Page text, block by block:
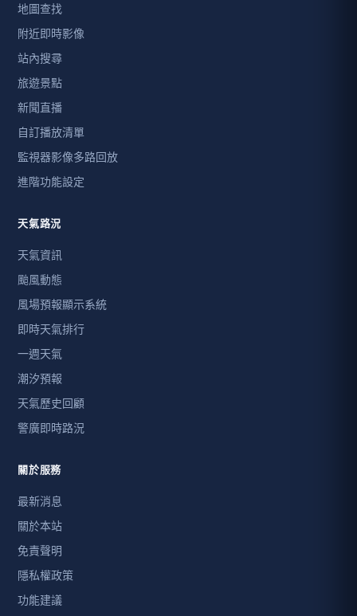
地圖查找
附近即時影像
站內搜尋
旅遊景點
新聞直播
自訂播放清單
監視器影像多路回放
進階功能設定
天氣路況
天氣資訊
颱風動態
風場預報顯示系統
即時天氣排行
一週天氣
潮汐預報
天氣歷史回顧
警廣即時路況
關於服務
最新消息
關於本站
免責聲明
隱私權政策
功能建議